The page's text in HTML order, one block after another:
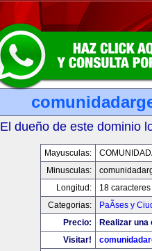
El dueño de este dominio
Mayusculas:
Minusculas:
Longitud:
18 caracteres
Categorias:
PaÃ­ses y
Precio:
Realizar una
Visitar!